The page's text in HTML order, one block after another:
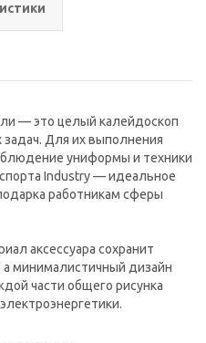
— это целый калейдоскоп
Для их выполнения
униформы и техники
Industry — идеальное
работникам сферы
аксессуара сохранит
минималистичный дизайн
части общего рисунка